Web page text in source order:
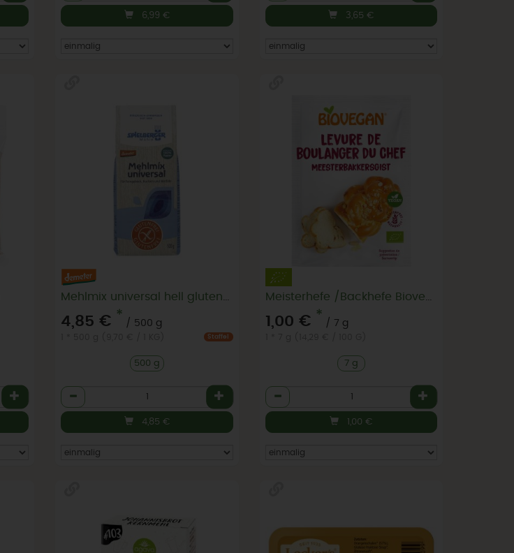
6,99 € 3,65 €
4,85 € *
/ 500 g
Staffel
500 g
Anzahl
4,85 €
1,00 € *
/ 7 g
7 g
Anzahl
1,00 €